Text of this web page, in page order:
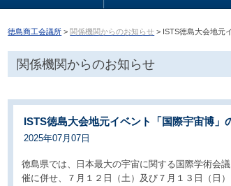
徳島商工会議所 > 関係機関からのお知らせ > ISTS徳島大会地元
関係機関からのお知らせ
ISTS徳島大会地元イベント「国際宇宙博」
2025年07月07日
徳島県では、日本最大の宇宙に関する国際学術会
催に併せ、７月１２日（土）及び７月１３日（日